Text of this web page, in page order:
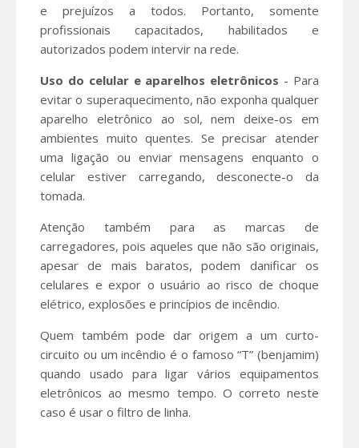
e prejuízos a todos. Portanto, somente
profissionais capacitados, habilitados e
autorizados podem intervir na rede.
Uso do celular e aparelhos eletrônicos - Para
evitar o superaquecimento, não exponha qualquer
aparelho eletrônico ao sol, nem deixe-os em
ambientes muito quentes. Se precisar atender
uma ligação ou enviar mensagens enquanto o
celular estiver carregando, desconecte-o da
tomada.
Atenção também para as marcas de
carregadores, pois aqueles que não são originais,
apesar de mais baratos, podem danificar os
celulares e expor o usuário ao risco de choque
elétrico, explosões e princípios de incêndio.
Quem também pode dar origem a um curto-
circuito ou um incêndio é o famoso “T” (benjamim)
quando usado para ligar vários equipamentos
eletrônicos ao mesmo tempo. O correto neste
caso é usar o filtro de linha.